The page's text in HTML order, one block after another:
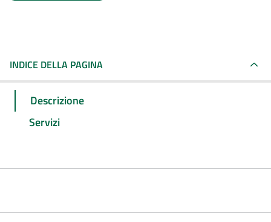
INDICE DELLA PAGINA
Descrizione
Servizi